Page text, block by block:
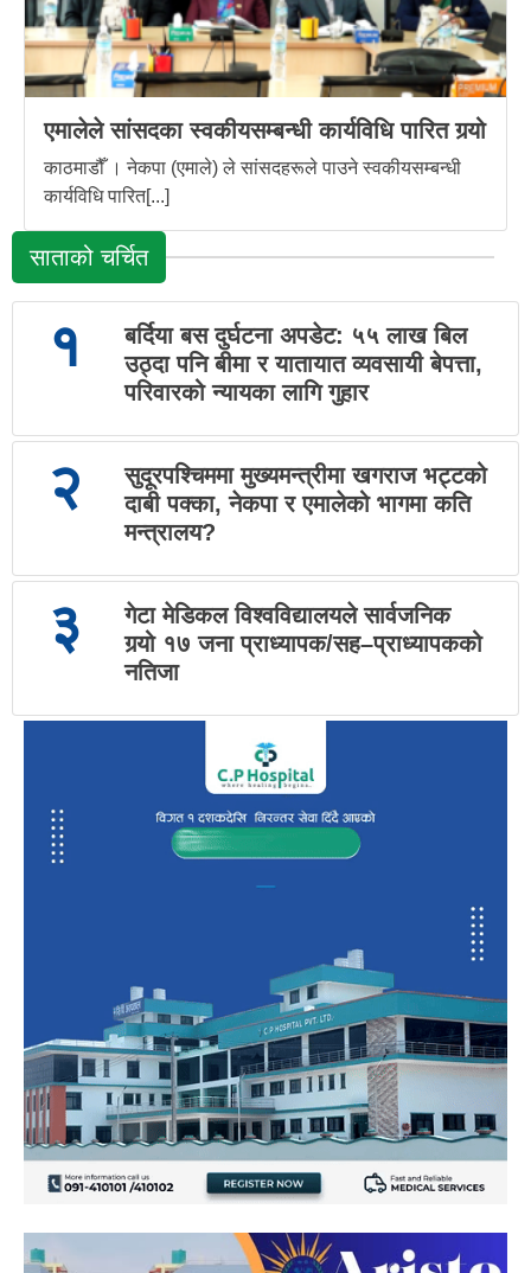
एमालेले सांसदका स्वकीयसम्बन्धी कार्यविधि पारित गर्‍यो
काठमाडौँ । नेकपा (एमाले) ले सांसदहरूले पाउने स्वकीयसम्बन्धी
कार्यविधि पारित[...]
साताको चर्चित
१
बर्दिया बस दुर्घटना अपडेट: ५५ लाख बिल
उठ्दा पनि बीमा र यातायात व्यवसायी बेपत्ता,
परिवारको न्यायका लागि गुहार
२
सुदूरपश्चिममा मुख्यमन्त्रीमा खगराज भट्टको
दाबी पक्का, नेकपा र एमालेको भागमा कति
मन्त्रालय?
३
गेटा मेडिकल विश्वविद्यालयले सार्वजनिक
गर्‍यो १७ जना प्राध्यापक/सह–प्राध्यापकको
नतिजा